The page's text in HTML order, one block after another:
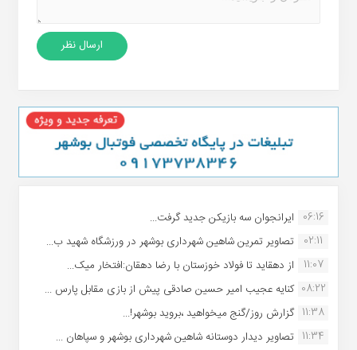
06:16 ایرانجوان سه بازیکن جدید گرفت...
02:11
تصاویر تمرین شاهین شهردارى بوشهر در ورزشگاه شهید ب...
11:07
از دهقاید تا فولاد خوزستان با رضا دهقان:افتخار میک...
08:22 کنایه عجیب امیر حسین صادقی پیش از بازی مقابل پارس ...
11:38 گزارش روز/گنج میخواهید ،بروید بوشهر!...
11:34 تصاویر دیدار دوستانه شاهین شهردارى بوشهر و سپاهان ...